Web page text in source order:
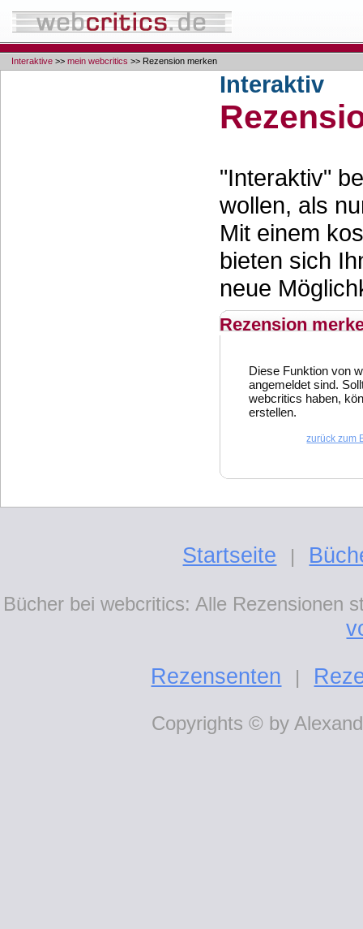
Interaktive >> mein webcritics >> Rezension merken
Interaktiv
"Interaktiv"
wollen, als
Mit einem
bieten sich
neue
Rezension
Diese Funktion von
angemeldet sind.
webcritics haben,
erstellen.
zurück zum
Startseite |
Bücher bei webcritics: Alle Rezensionen
Rezensenten
|
Copyrights © by